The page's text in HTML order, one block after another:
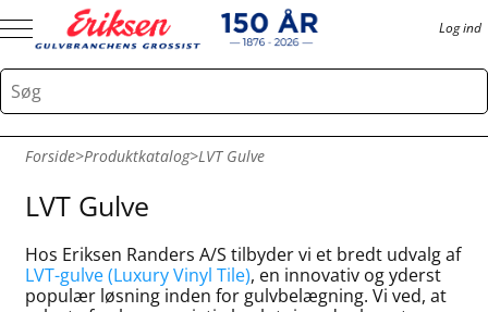
Log ind
Forside>Produktkatalog>LVT Gulve
LVT Gulve
Hos Eriksen Randers A/S tilbyder vi et bredt udvalg af
LVT-gulve (Luxury Vinyl Tile), en innovativ og yderst
populær løsning inden for gulvbelægning. Vi ved, at